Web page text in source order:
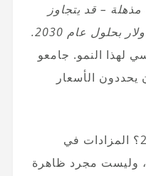
– قد يتجاوز
لهذا النمو. جامعو
يحددون الأسعار
ماذا ينتظرنا حتى عام 2030؟ المزادات في
وليست مجرد ظاهرة